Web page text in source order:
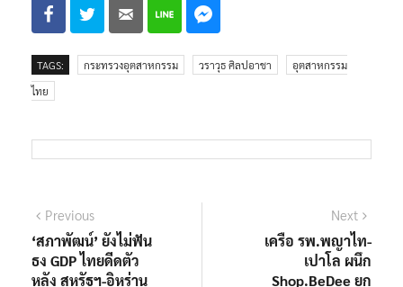
TAGS: กระทรวงอุตสาหกรรม วราวุธ ศิลปอาชา
อุตสาหกรรม
ไทย
แนะแนว
เรื่อง
PreviousPrevious
post:
‘สภาพัฒน์’ ยังไม่ฟัน
ธง GDP ไทยดีดตัว
หลัง สหรัฐฯ-อิหร่าน
Next
post:
เครือ รพ.พญาไท-
เปาโล ผนึก
Shop.BeDee ยก